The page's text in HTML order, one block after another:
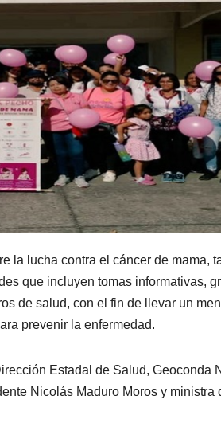
la lucha contra el cáncer de mama,
que incluyen tomas informativas,
de salud, con el fin de llevar un
prevenir la enfermedad.
Estadal de Salud, Geoconda
Nicolás Maduro Moros y ministra